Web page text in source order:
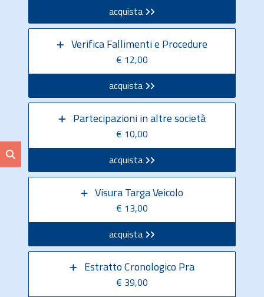
acquista
Verifica Fallimenti e Procedure
€ 12,00
acquista
Partecipazioni in altre società
€ 10,00
acquista
Visura Targa Veicolo
€ 13,00
acquista
Estratto Cronologico Pra
€ 39,00